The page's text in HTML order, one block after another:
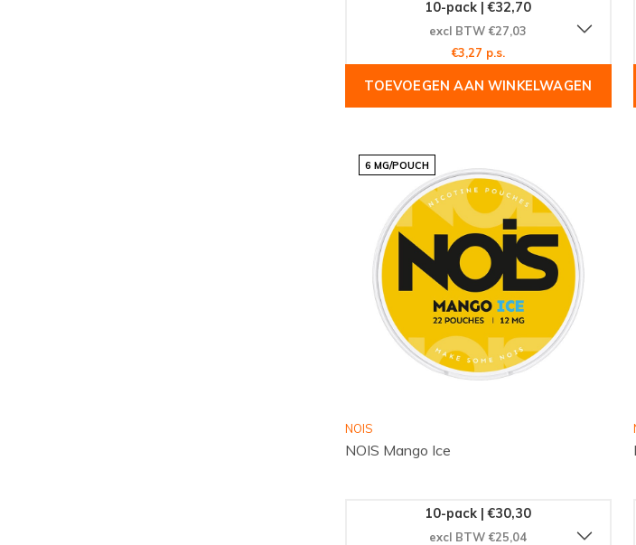
10-pack | €32,70
excl BTW €27,03
€3,27 p.s.
TOEVOEGEN AAN WINKELWAGEN
6 MG/POUCH
NOIS
NOIS Mango Ice
10-pack | €30,30
excl BTW €25,04